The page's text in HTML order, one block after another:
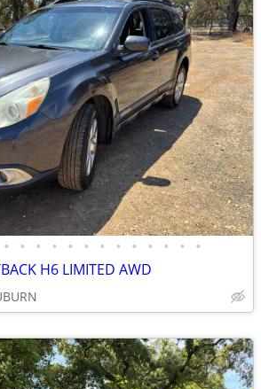
• • • • • • • • • • • • •
H6 LIMITED AWD